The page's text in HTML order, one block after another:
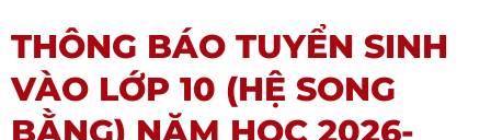
THÔNG BÁO TUYỂN SINH
VÀO LỚP 10 (HỆ SONG
BẰNG) NĂM HỌC 2026-